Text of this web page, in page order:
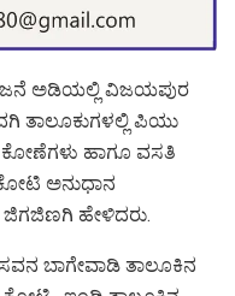
ಅಡಿಯಲ್ಲಿ ವಿಜಯಪುರ
ತಾಲೂಕುಗಳಲ್ಲಿ ಪಿಯು
ಕೋಣೆಗಳು ಹಾಗೂ ವಸತಿ
ಅನುಧಾನ
ಹೇಳಿದರು.
ಬಾಗೇವಾಡಿ ತಾಲೂಕಿನ